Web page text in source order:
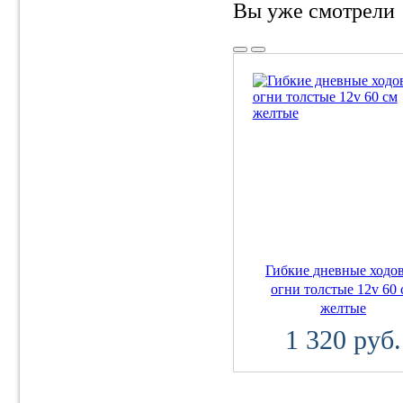
Вы уже смотрели
Гибкие дневные
огни толстые 12v 60
желтые
1 320 руб.